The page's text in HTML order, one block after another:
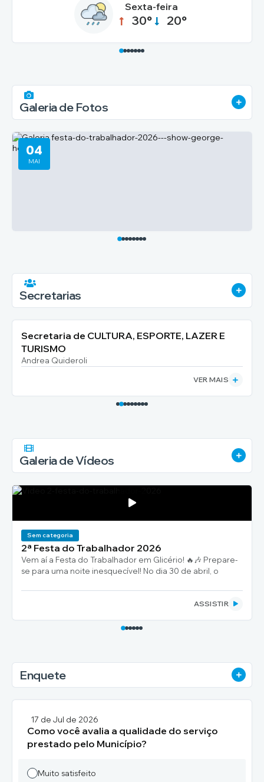
Sexta-feira
30° 20°
Galeria de Fotos
Henrique & Rodrigo | DJ Bella Camargo
04
MAI
Secretarias
Secretaria de CULTURA, ESPORTE, LAZER E
TURISMO
Andrea Quideroli
VER MAIS
Galeria de Vídeos
Sem categoria
2ª Festa do Trabalhador 2026
Vem aí a Festa do Trabalhador em Glicério! 🔥🎶 Prepare-
se para uma noite inesquecível! No dia 30 de abril, o
comemoração ao Dia do Trabalhador! 💪✨ 📍 Local:
ASSISTIR
Enquete
17 de Jul de 2026
Como você avalia a qualidade do serviço
prestado pelo Município?
Muito satisfeito